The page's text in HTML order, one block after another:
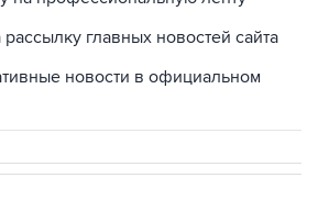
главных новостей сайта
новости в официальном